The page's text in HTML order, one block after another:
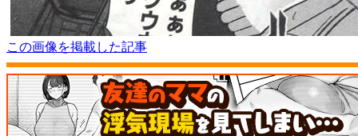
この画像を掲載した記事